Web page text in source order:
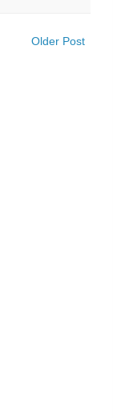
Older Post